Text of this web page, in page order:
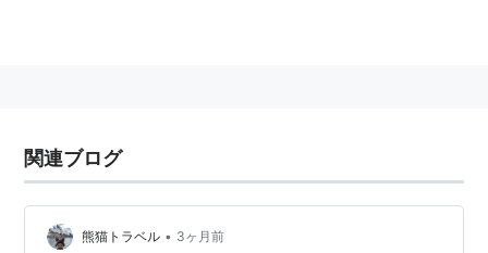
関連ブログ
熊猫トラベル • 3ヶ月前